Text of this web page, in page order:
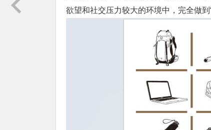
欲望和社交压力较大的环境中，完全做到